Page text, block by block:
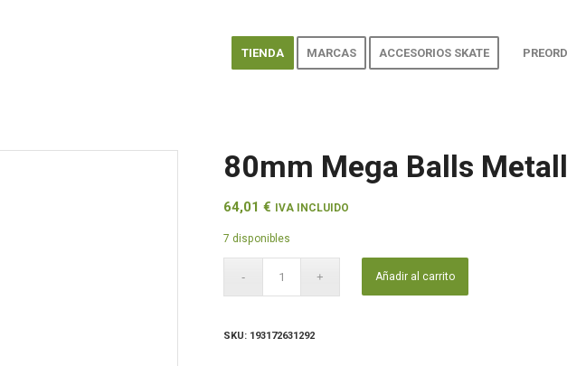
TIENDA MARCAS ACCESORIOS SKATE
80mm Mega Balls
64,01€ IVA INCLUIDO
7 disponibles
Añadir al carrito
SKU: 193172631292